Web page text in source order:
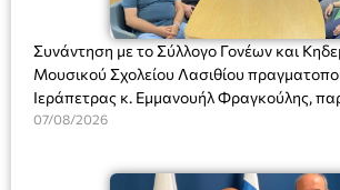
Συνάντηση με το Σύλλογο Γονέων και
Μουσικού Σχολείου Λασιθίου
Ιεράπετρας κ. Εμμανουήλ Φραγκούλης,
Διευθύντριας του σχολείου κας Μαριάννας
07/08/2026